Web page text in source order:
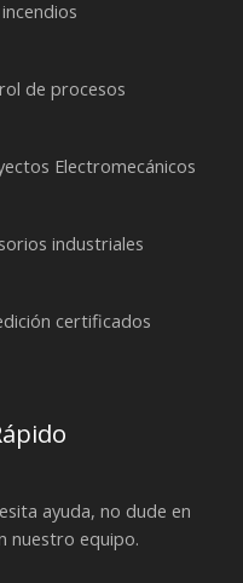
de procesos
Electromecánicos
industriales
certificados
ayuda, no dude en
nuestro equipo.